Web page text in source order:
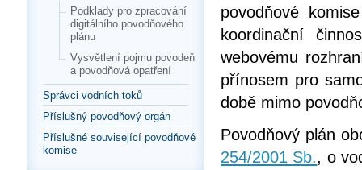
Podklady pro zpracování
digitálního povodňového
plánu
Vysvětlení pojmu povodeň
a povodňová opatření
Správci vodních toků
Příslušný povodňový orgán
Příslušné související povodňové
komise
povodňové
koordinační
webovému
přínosem pro
době mimo
Povodňový plán
254/2001 Sb., o